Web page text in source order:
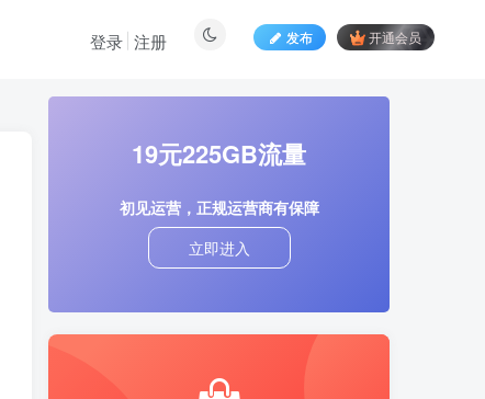
发布 开通会员
登录 注册
19元225GB流量
初见运营，正规运营商有保障
立即进入